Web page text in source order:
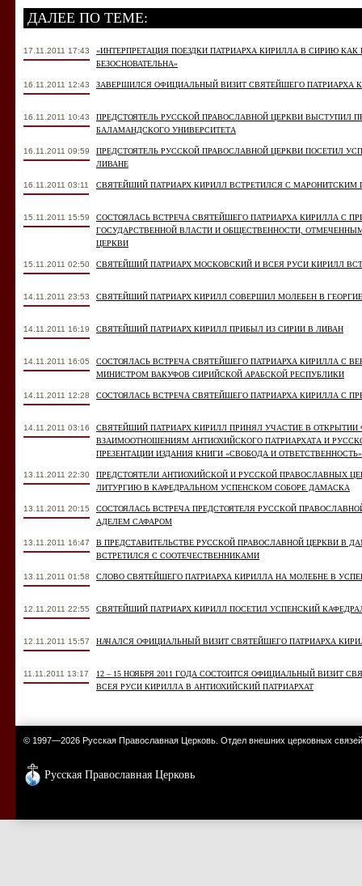
ДАЛЕЕ ПО ТЕМЕ:
17.11.2011 17:43
«ИНТЕРПРЕТАЦИЯ ПОЕЗДКИ ПАТРИАРХА КИРИЛЛА В СИРИЮ
БЕЗОСНОВАТЕЛЬНА»
16.11.2011 12:43 ЗАВЕРШИЛСЯ ОФИЦИАЛЬНЫЙ ВИЗИТ СВЯТЕЙШЕГО ПАТРИАРХА
16.11.2011 10:43
ПРЕДСТОЯТЕЛЬ РУССКОЙ ПРАВОСЛАВНОЙ ЦЕРКВИ ВЫСТУПИЛ
БАЛАМАНДСКОГО УНИВЕРСИТЕТА
16.11.2011 09:59
ПРЕДСТОЯТЕЛЬ РУССКОЙ ПРАВОСЛАВНОЙ ЦЕРКВИ ПОСЕТИЛ
ЛИВАНЕ
16.11.2011 03:11 СВЯТЕЙШИЙ ПАТРИАРХ КИРИЛЛ ВСТРЕТИЛСЯ С МАРОНИТСКИМ
15.11.2011 15:59
СОСТОЯЛАСЬ ВСТРЕЧА СВЯТЕЙШЕГО ПАТРИАРХА КИРИЛЛА С
ГОСУДАРСТВЕННОЙ ВЛАСТИ И ОБЩЕСТВЕННОСТИ,
ЦЕРКВИ
15.11.2011 02:50 СВЯТЕЙШИЙ ПАТРИАРХ МОСКОВСКИЙ И ВСЕЯ РУСИ КИРИЛЛ
14.11.2011 23:53 СВЯТЕЙШИЙ ПАТРИАРХ КИРИЛЛ СОВЕРШИЛ МОЛЕБЕН В
14.11.2011 16:19 СВЯТЕЙШИЙ ПАТРИАРХ КИРИЛЛ ПРИБЫЛ ИЗ СИРИИ В ЛИВАН
14.11.2011 16:05
СОСТОЯЛАСЬ ВСТРЕЧА СВЯТЕЙШЕГО ПАТРИАРХА КИРИЛЛА С
МИНИСТРОМ ВАКУФОВ СИРИЙСКОЙ АРАБСКОЙ РЕСПУБЛИКИ
14.11.2011 12:28 СОСТОЯЛАСЬ ВСТРЕЧА СВЯТЕЙШЕГО ПАТРИАРХА КИРИЛЛА С
14.11.2011 03:16
СВЯТЕЙШИЙ ПАТРИАРХ КИРИЛЛ ПРИНЯЛ УЧАСТИЕ В
ВЗАИМООТНОШЕНИЯМ АНТИОХИЙСКОГО ПАТРИАРХАТА И
ПРЕЗЕНТАЦИИ ИЗДАНИЯ КНИГИ «СВОБОДА И
13.11.2011 22:30
ПРЕДСТОЯТЕЛИ АНТИОХИЙСКОЙ И РУССКОЙ ПРАВОСЛАВНЫХ
ЛИТУРГИЮ В КАФЕДРАЛЬНОМ УСПЕНСКОМ СОБОРЕ ДАМАСКА
13.11.2011 20:15
СОСТОЯЛАСЬ ВСТРЕЧА ПРЕДСТОЯТЕЛЯ РУССКОЙ
АДЕЛЕМ САФАРОМ
13.11.2011 16:47
В ПРЕДСТАВИТЕЛЬСТВЕ РУССКОЙ ПРАВОСЛАВНОЙ ЦЕРКВИ В
ВСТРЕТИЛСЯ С СООТЕЧЕСТВЕННИКАМИ
13.11.2011 01:58 СЛОВО СВЯТЕЙШЕГО ПАТРИАРХА КИРИЛЛА НА МОЛЕБНЕ В
12.11.2011 22:55 СВЯТЕЙШИЙ ПАТРИАРХ КИРИЛЛ ПОСЕТИЛ УСПЕНСКИЙ
12.11.2011 15:57 НАЧАЛСЯ ОФИЦИАЛЬНЫЙ ВИЗИТ СВЯТЕЙШЕГО ПАТРИАРХА
11.11.2011 13:17
12 – 15 НОЯБРЯ 2011 ГОДА СОСТОИТСЯ ОФИЦИАЛЬНЫЙ ВИЗИТ
ВСЕЯ РУСИ КИРИЛЛА В АНТИОХИЙСКИЙ ПАТРИАРХАТ
© 1997—2026 Русская Православная Церковь. Отдел внешних церковных связей
Русская Православная Церковь